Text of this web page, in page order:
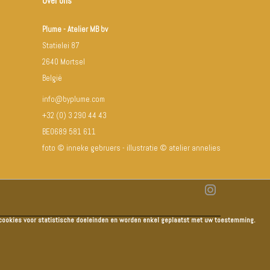
Plume - Atelier MB bv
Statielei 87
2640 Mortsel
België
info@byplume.com
+32 (0) 3 290 44 43
BE0689 581 611
foto © inneke gebruers - illustratie © atelier annelies
voor statistische doeleinden en worden enkel geplaatst met uw toestemming.